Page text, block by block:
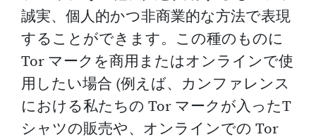
誠実、個人的かつ非商業的な方法で表現
することができます。この種のものに
Tor マークを商用またはオンラインで使
用したい場合 (例えば、カンファレンス
における私たちの Tor マークが入ったT
シャツの販売や、オンラインでの Tor